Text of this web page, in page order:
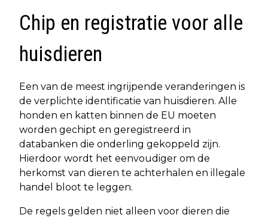
Chip en registratie voor alle
huisdieren
Een van de meest ingrijpende veranderingen is
de verplichte identificatie van huisdieren. Alle
honden en katten binnen de EU moeten
worden gechipt en geregistreerd in
databanken die onderling gekoppeld zijn.
Hierdoor wordt het eenvoudiger om de
herkomst van dieren te achterhalen en illegale
handel bloot te leggen.
De regels gelden niet alleen voor dieren die